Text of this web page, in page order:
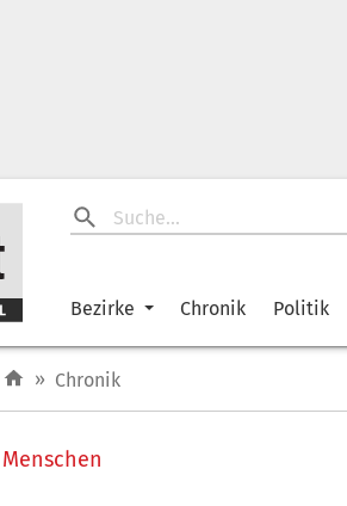
Bezirke Chronik Politik
» Chronik
Menschen